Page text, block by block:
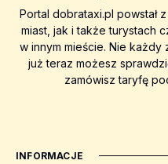
Portal dobrataxi.pl powstał
miast, jak i także turystach
w innym mieście. Nie każdy
już teraz możesz
zamówisz taryfę
INFORMACJE